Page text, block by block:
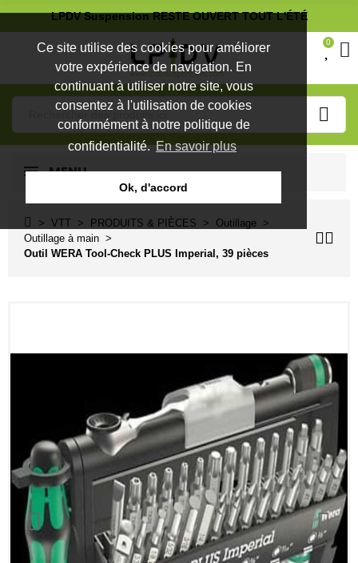
Ce site utilise des cookies pour améliorer
votre expérience de navigation. En
continuant à utiliser notre site, vous
consentez à l'utilisation de cookies
conformément à notre politique de
confidentialité.En savoir plus
Ok, d'accord
LPDV Suspension RESTE OUVERT TOUT L'ÉTÉ
0
MENU
VTT PRODUITS & PIÈCES
Outillage
Outillage à main
Outil WERA Tool-Check PLUS Imperial, 39 pièces